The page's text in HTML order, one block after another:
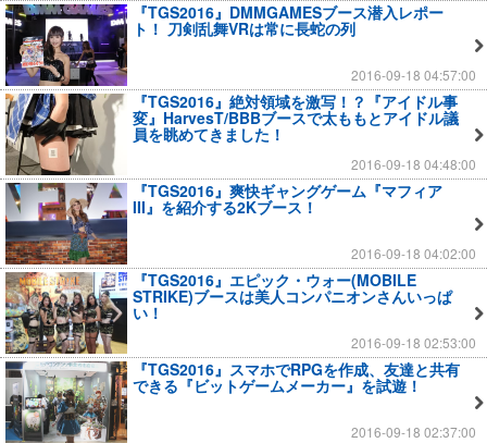
『TGS2016』DMMGAMESブース潜入レポー
ト！ 刀剣乱舞VRは常に長蛇の列
2016-09-18 04:57:00
『TGS2016』絶対領域を激写！？『アイドル事
変』HarvesT/BBBブースで太ももとアイドル議
員を眺めてきました！
2016-09-18 04:48:00
『TGS2016』爽快ギャングゲーム『マフィア
III』を紹介する2Kブース！
2016-09-18 04:02:00
『TGS2016』エピック・ウォー(MOBILE
STRIKE)ブースは美人コンパニオンさんいっぱ
い！
2016-09-18 02:53:00
『TGS2016』スマホでRPGを作成、友達と共有
できる『ビットゲームメーカー』を試遊！
2016-09-18 02:37:00